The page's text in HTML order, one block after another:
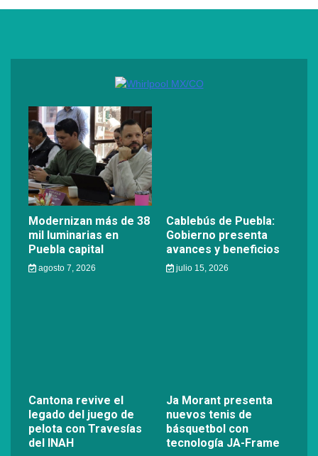
Modernizan más de 38
mil luminarias en
Puebla capital
agosto 7, 2026
Cablebús de Puebla:
Gobierno presenta
avances y beneficios
julio 15, 2026
Cantona revive el
legado del juego de
pelota con Travesías
del INAH
Ja Morant presenta
nuevos tenis de
básquetbol con
tecnología JA-Frame